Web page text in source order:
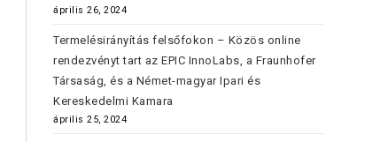
április 26, 2024
Termelésirányítás felsőfokon – Közös online
rendezvényt tart az EPIC InnoLabs, a Fraunhofer
Társaság, és a Német-magyar Ipari és
Kereskedelmi Kamara
április 25, 2024